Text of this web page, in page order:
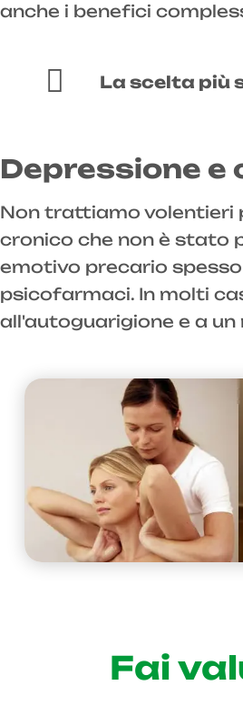
anche i benefici
La scelta più
Depressione e
Non trattiamo volentieri
cronico che non è stato
emotivo precario
psicofarmaci. In molti
all'autoguarigione e a
Fai